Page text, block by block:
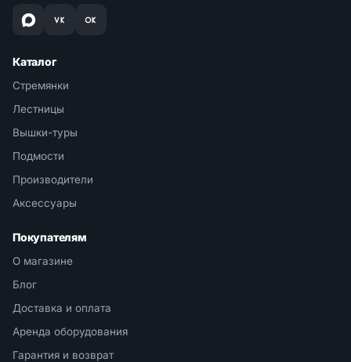
Каталог
Стремянки
Лестницы
Вышки-туры
Подмости
Производители
Аксессуары
Покупателям
О магазине
Блог
Доставка и оплата
Аренда оборудования
Гарантия и возврат